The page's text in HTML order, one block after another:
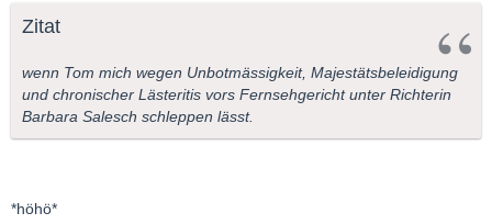
Zitat
wenn Tom mich wegen Unbotmässigkeit, Majestätsbeleidigung
und chronischer Lästeritis vors Fernsehgericht unter Richterin
Barbara Salesch schleppen lässt.
*höhö*